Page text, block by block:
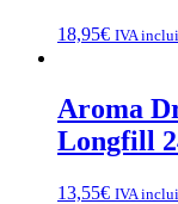
18,95€ IVA
Aroma
Longfill
13,55€ IVA